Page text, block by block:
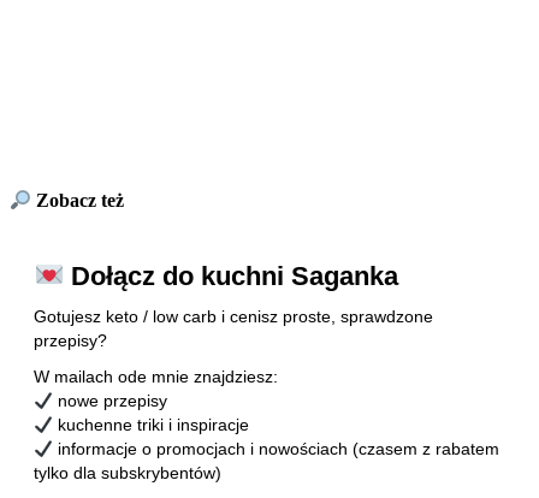
Zobacz też
Dołącz do kuchni Saganka
Gotujesz keto / low carb i cenisz proste, sprawdzone
przepisy?
W mailach ode mnie znajdziesz:
nowe przepisy
kuchenne triki i inspiracje
informacje o promocjach i nowościach (czasem z rabatem
tylko dla subskrybentów)